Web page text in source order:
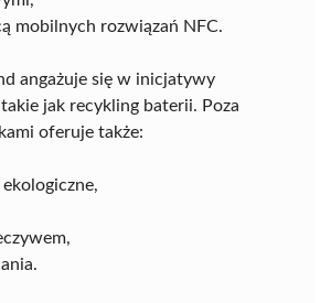
mobilnych rozwiązań NFC.
angażuje się w inicjatywy
jak recykling baterii. Poza
oferuje także: